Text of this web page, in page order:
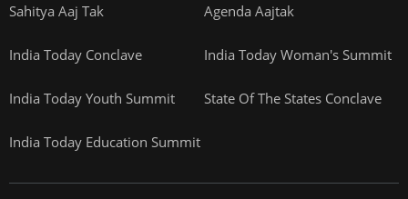
Sahitya Aaj Tak Agenda Aajtak
India Today Conclave India Today Woman's Summit
India Today Youth Summit State Of The States Conclave
India Today Education Summit